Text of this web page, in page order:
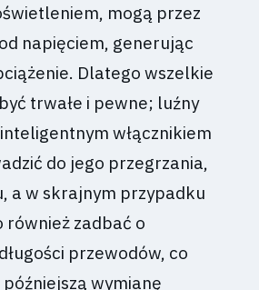
mogą przez
napięciem, generując
Dlatego wszelkie
trwałe i pewne; luźny
włącznikiem
do jego przegrzania,
a w skrajnym przypadku
również zadbać o
przewodów, co
wymianę